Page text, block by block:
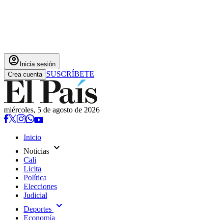
account_circle Inicia sesión
Crea cuenta SUSCRÍBETE
miércoles, 5 de agosto de 2026
Inicio
Noticias expand_more
Cali
Licita
Política
Elecciones
Judicial
Deportes expand_more
Economía